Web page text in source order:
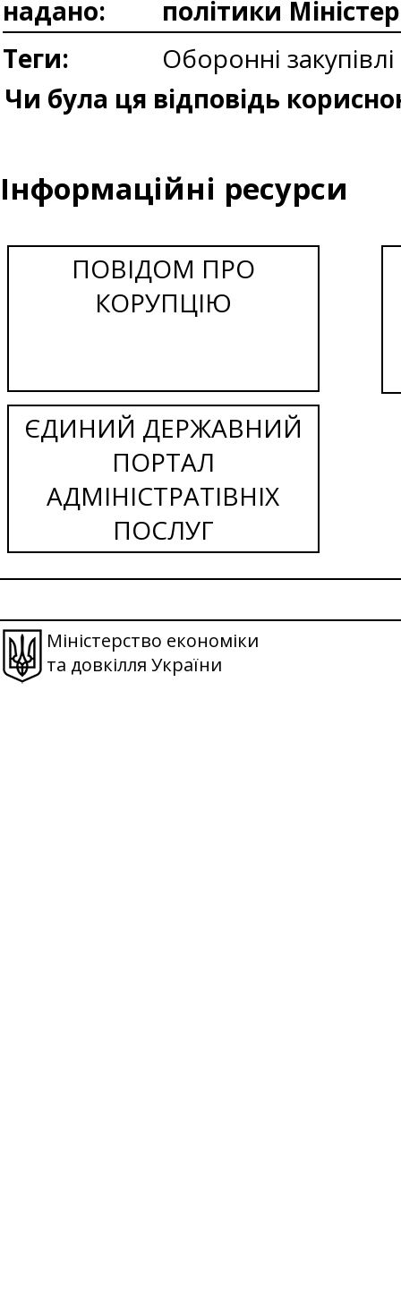
надано:
політики
Теги:
Оборонні закупівлі
Чи була ця відповідь
Інформаційні ресурси
ПОВІДОМ ПРО
КОРУПЦІЮ
ЄДИНИЙ ДЕРЖАВНИЙ
ПОРТАЛ
АДМІНІСТРАТІВНІХ
ПОСЛУГ
Міністерство економіки
та довкілля України